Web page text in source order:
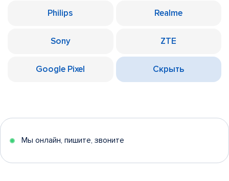
Philips Realme
Sony ZTE
Google Pixel Скрыть
Мы онлайн, пишите, звоните